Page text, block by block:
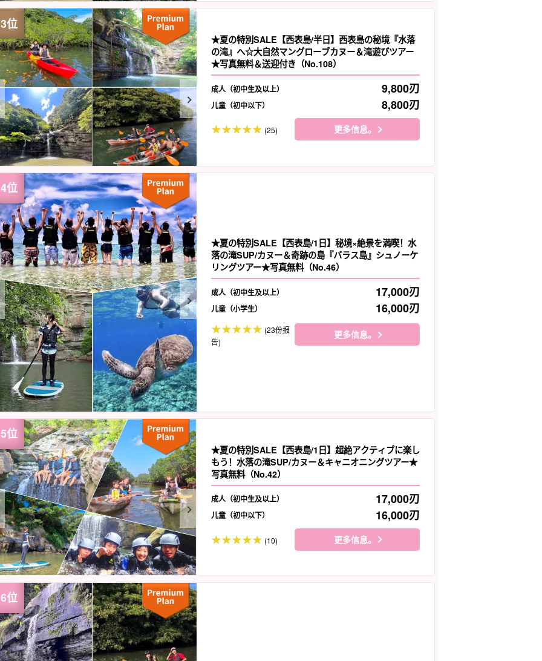
★夏の特別SALE【西表島/半日】西表島の秘境『水落
の滝』へ☆大自然マングローブカヌー＆滝遊びツアー
★写真無料＆送迎付き（No.108）
成人（初中生及以上） 9,800刃
儿童（初中以下） 8,800刃
(25) 更多信息。
★夏の特別SALE【西表島/1日】秘境×絶景を満喫！水
落の滝SUP/カヌー＆奇跡の島『バラス島』シュノーケ
リングツアー★写真無料（No.46）
成人（初中生及以上） 17,000刃
儿童（小学生） 16,000刃
(23份报
告)
更多信息。
★夏の特別SALE【西表島/1日】超絶アクティブに楽し
もう！水落の滝SUP/カヌー＆キャニオニングツアー★
写真無料（No.42）
成人（初中生及以上） 17,000刃
儿童（初中以下） 16,000刃
(10) 更多信息。